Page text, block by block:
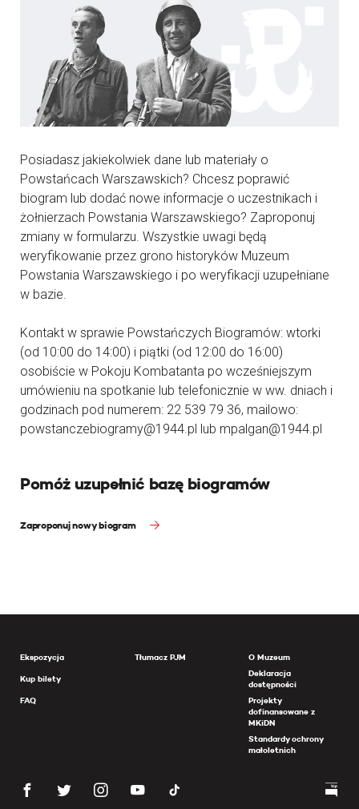
Posiadasz jakiekolwiek dane lub materiały o
Powstańcach Warszawskich? Chcesz poprawić
biogram lub dodać nowe informacje o uczestnikach i
żołnierzach Powstania Warszawskiego? Zaproponuj
zmiany w formularzu. Wszystkie uwagi będą
weryfikowanie przez grono historyków Muzeum
Powstania Warszawskiego i po weryfikacji uzupełniane
w bazie.
Kontakt w sprawie Powstańczych Biogramów: wtorki
(od 10:00 do 14:00) i piątki (od 12:00 do 16:00)
osobiście w Pokoju Kombatanta po wcześniejszym
umówieniu na spotkanie lub telefonicznie w ww. dniach i
godzinach pod numerem: 22 539 79 36, mailowo:
powstanczebiogramy@1944.pl lub mpalgan@1944.pl
Pomóż uzupełnić bazę biogramów
Zaproponuj nowy biogram
Ekspozycja
Kup bilety
FAQ
Tłumacz PJM
O Muzeum
Deklaracja
dostępności
Projekty
dofinansowane z
MKiDN
Standardy ochrony
małoletnich